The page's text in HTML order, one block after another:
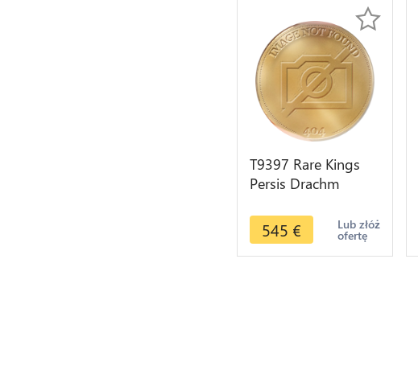
T9397 Rare Kings
Persis Drachm
BC Silver AU Quality
-> Offer
545 € Lub złóż
ofertę